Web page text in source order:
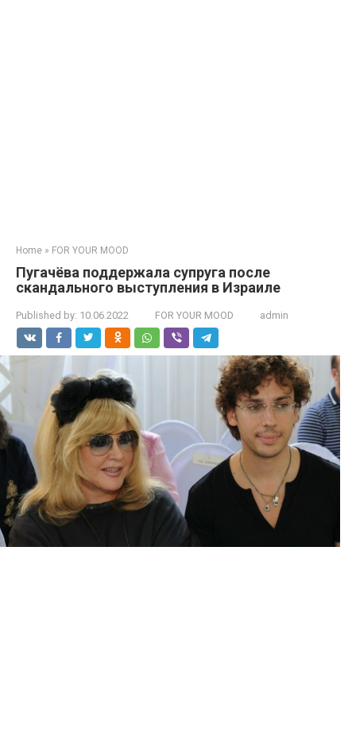
Home » FOR YOUR MOOD
Пугачёва поддержала супруга после
скандального выступления в Израиле
Published by: 10.06.2022 FOR YOUR MOOD admin